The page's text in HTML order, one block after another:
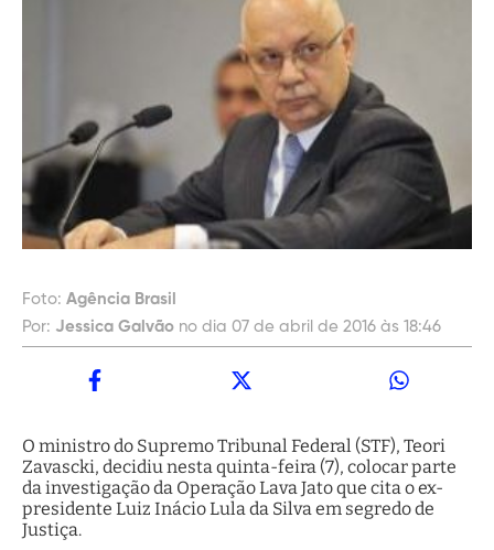
Foto: Agência Brasil
Por: Jessica Galvão no dia 07 de abril de 2016 às 18:46
O ministro do Supremo Tribunal Federal (STF), Teori
Zavascki, decidiu nesta quinta-feira (7), colocar parte
da investigação da Operação Lava Jato que cita o ex-
presidente Luiz Inácio Lula da Silva em segredo de
Justiça.